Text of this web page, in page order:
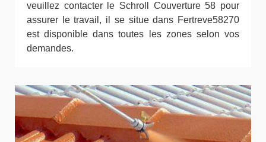
veuillez contacter le Schroll Couverture 58 pour
assurer le travail, il se situe dans Fertreve58270
est disponible dans toutes les zones selon vos
demandes.